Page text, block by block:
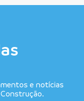
e notícias